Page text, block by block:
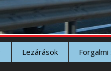
Lezárások Forgalmi